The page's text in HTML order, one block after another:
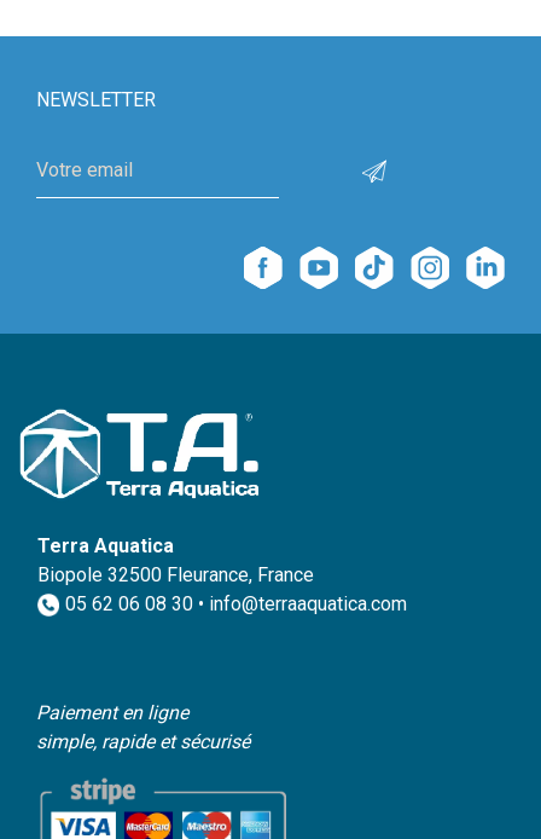
NEWSLETTER
Terra Aquatica
Biopole 32500 Fleurance, France
05 62 06 08 30 • info@terraaquatica.com
Paiement en ligne
simple, rapide et sécurisé